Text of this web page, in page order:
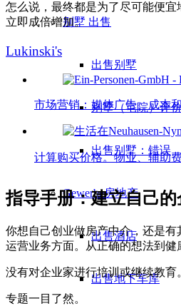
别墅 出售
出售别墅
别墅（宅院）评
出售别墅：错误
Gewerbe房地产
出售酒店
出售地下车库
怎么说，最终都是为了尽可能便
立即成倍增加。
Lukinski's
市场营销：媒体广告、成本
计算购买价格。物业、辅助
指导手册：建立自己的
你想自己创业做房产中介，还是
运营业务方面。从正确的想法到
没有对企业家进行培训或继续教
专题一目了然。